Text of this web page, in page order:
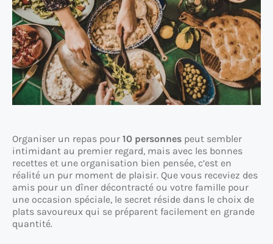
Organiser un repas pour 10 personnes peut sembler
intimidant au premier regard, mais avec les bonnes
recettes et une organisation bien pensée, c’est en
réalité un pur moment de plaisir. Que vous receviez des
amis pour un dîner décontracté ou votre famille pour
une occasion spéciale, le secret réside dans le choix de
plats savoureux qui se préparent facilement en grande
quantité.